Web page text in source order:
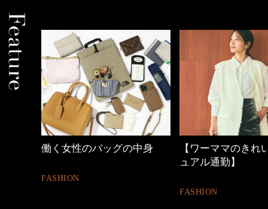
【ワーママのきれいめカジ
40代の小顔メイク